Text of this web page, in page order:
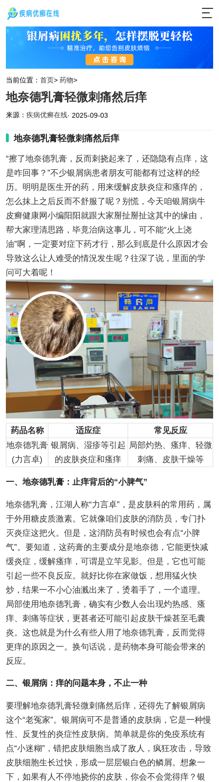
当前位置： 首页> 药物>
地奈德乳膏轻微刺痛然后痒
来源： 疾病优癣在线· 2025-09-03
地奈德乳膏轻微刺痛然后痒
“擦了地奈德乳膏，反而刺挠起来了，还隐隐有点痒，这
是咋回事？”不少银屑病患者朋友可能都有过这样的经
历。明明是医生开的药，用来缓解皮肤炎症和瘙痒的，
怎么抹上之后反而不舒服了呢？别慌，今天咱银屑病牛
皮癣健康网小编阳阳就跟大家掰扯掰扯这其中的缘由，
帮大家理清思路，毕竟治病这事儿，可不能“火上浇
油”啊，一定要对症下药才行，那么到底是什么原因才会
导致这么让人难受的情況发生呢？往深了说，里面的学
问可大着呢！
药品名称 适应症
常见反应
地奈德乳膏
(力言卓)
银屑病、湿疹等引起
的皮肤炎症和瘙痒
局部灼热、瘙痒、轻微
刺痛、皮肤干燥等
一、地奈德乳膏：止痒背后的“小脾气”
地奈德乳膏，江湖人称“力言卓”，是皮肤科的常用药，属
于外用糖皮质激素。它就像咱们皮肤的消防员，专门扑
灭炎症这把火。但是，这消防员有时候也会有点“小脾
气”。要知道，这药膏的主要成分是地奈德，它能更快减
缓炎症，缓解瘙痒，可谓是立竿见影。但是，它也可能
引起一些不良反应。就好比你在家做饭，想用猛火快
炒，结果一不小心油溅出来了，烫着手了，一个道理。
局部使用地奈德乳膏，确实有少数人会出现灼热感、瘙
痒、刺痛等症状，更甚者还可能引起皮肤干燥甚至毛囊
炎。这也就是为什么有些人用了地奈德乳膏，反而觉得
更痒的原因之一。换句话说，是药物本身可能会带来的
反应。
二、银屑病：痒的问题本身，不止一种
要理解地奈德乳膏轻微刺痛然后痒，还得先了解银屑病
这个“老冤家”。银屑病可不是普通的皮肤病，它是一种慢
性、反复性的炎症性皮肤病。简单就是你的免疫系统有
点“小迷糊”，错把皮肤细胞当成了敌人，疯狂攻击，导致
皮肤细胞生长过快，形成一层层银白色的鳞屑。想象一
下，如果有人不停地挠你的皮肤，你会不会觉得痒？银